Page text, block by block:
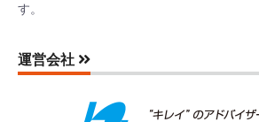
す。
運営会社